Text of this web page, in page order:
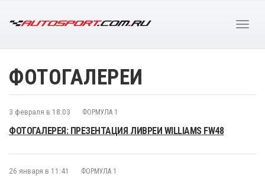
ФОТОГАЛЕРЕИ
3 февраля в 18:03 ФОРМУЛА 1
ФОТОГАЛЕРЕЯ: ПРЕЗЕНТАЦИЯ ЛИВРЕИ WILLIAMS FW48
26 января в 11:41 ФОРМУЛА 1